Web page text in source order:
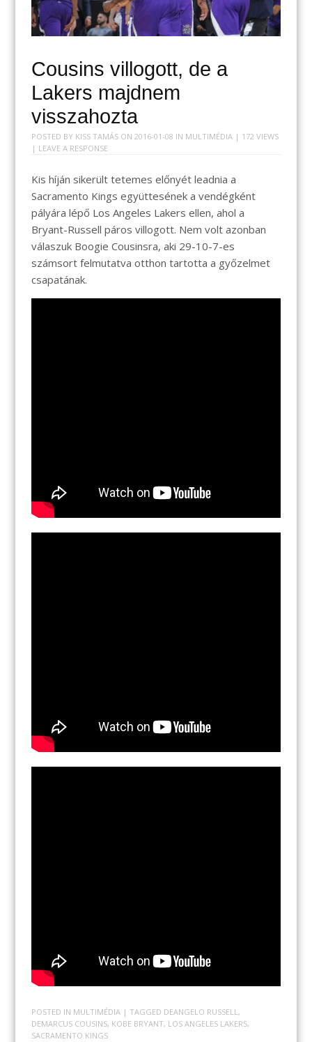
Cousins villogott, de a
Lakers majdnem
visszahozta
POSTED BY KISS TAMÁSON 2016-01-08 IN MULTIMÉDIA| 172 VIEWS
| LEAVE A RESPONSE
Kis híján sikerült tetemes előnyét leadnia a
Sacramento Kings együttesének a vendégként
pályára lépő Los Angeles Lakers ellen, ahol a
Bryant-Russell páros villogott. Nem volt azonban
válaszuk Boogie Cousinsra, aki 29-10-7-es
számsort felmutatva otthon tartotta a győzelmet
csapatának.
POSTED IN MULTIMÉDIA | TAGGED DEANGELO RUSSELL,
DEMARCUS COUSINS, KOBE BRYANT, LOS ANGELES LAKERS,
SACRAMENTO KINGS